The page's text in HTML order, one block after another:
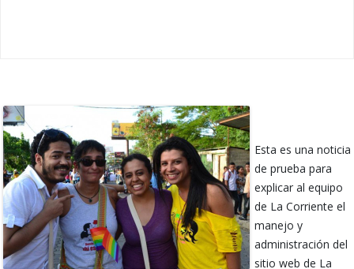
Esta es una noticia
de prueba para
explicar al equipo
de La Corriente el
manejo y
administración del
sitio web de La